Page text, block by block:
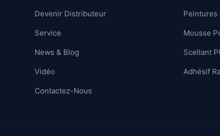
Devenir Distributeur
Service
News & Blog
Vidéo
Contactez-Nous
Peintures
Mousse
Scellant
Adhésif